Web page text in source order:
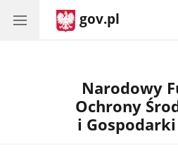
gov.pl
Narodowy
Ochrony
i